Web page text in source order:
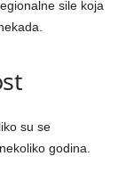
sile koja
su se
godina.